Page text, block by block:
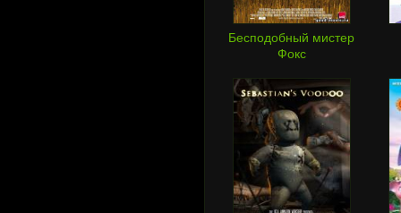
Бесподобный мистер
Фокс